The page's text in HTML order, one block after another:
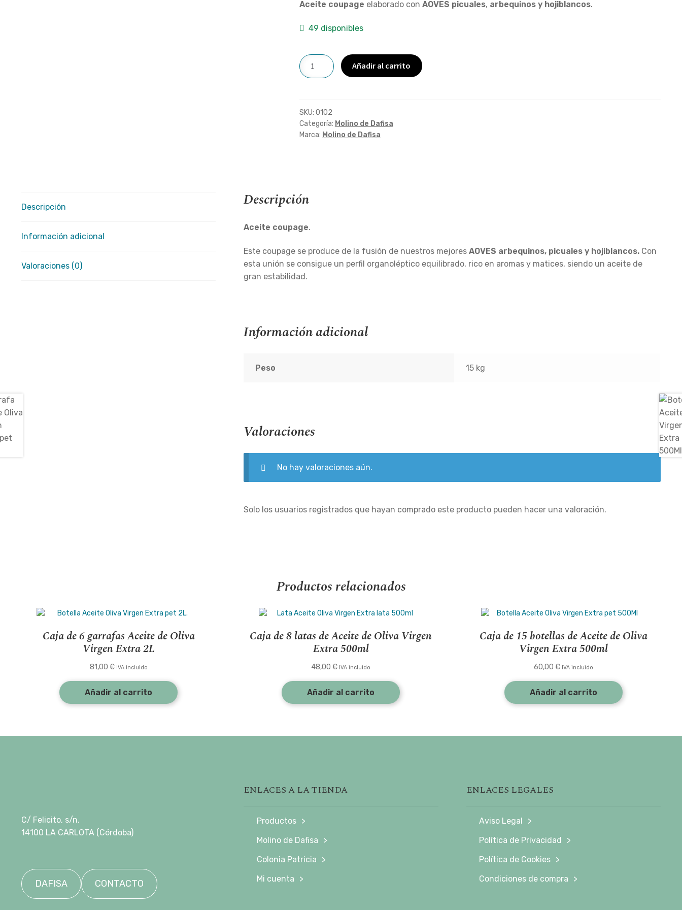
Aceite coupage elaborado con AOVES picuales, arbequinos y hojiblancos.
49 disponibles
Caja
de
de
Aceite
de
cantidad
Añadir al carrito
SKU: 0102
Categoría: Molino de Dafisa
Marca: Molino de Dafisa
Descripción
Información adicional
Valoraciones (0)
Descripción
Aceite coupage.
Este coupage se produce de la fusión de nuestros mejores AOVES arbequinos, picuales y hojiblancos. Con
esta unión se consigue un perfil organoléptico equilibrado, rico en aromas y matices, siendo un aceite de
gran estabilidad.
Información adicional
Peso 15 kg
Valoraciones
No hay valoraciones aún.
Solo los usuarios registrados que hayan comprado este producto pueden hacer una valoración.
Productos relacionados
Caja de 6 garrafas Aceite de Oliva
Virgen Extra 2L
81,00 € IVA incluido
Añadir al carrito
Caja de 8 latas de Aceite de Oliva Virgen
Extra 500ml
48,00€ IVA incluido
Añadir al carrito
Caja de 15 botellas de Aceite de Oliva
Virgen Extra 500ml
60,00 € IVA incluido
Añadir al carrito
C/ Felicito, s/n.
14100 LA CARLOTA (Córdoba)
DAFISA CONTACTO
ENLACES A LA TIENDA
Productos
Molino de Dafisa
Colonia Patricia
Mi cuenta
ENLACES LEGALES
Aviso Legal
Política de Privacidad
Política de Cookies
Condiciones de compra